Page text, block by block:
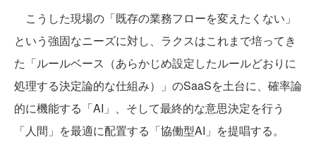
こうした現場の「既存の業務フローを変えたくない」
という強固なニーズに対し、ラクスはこれまで培ってき
た「ルールベース（あらかじめ設定したルールどおりに
処理する決定論的な仕組み）」のSaaSを土台に、確率論
的に機能する「AI」、そして最終的な意思決定を行う
「人間」を最適に配置する「協働型AI」を提唱する。